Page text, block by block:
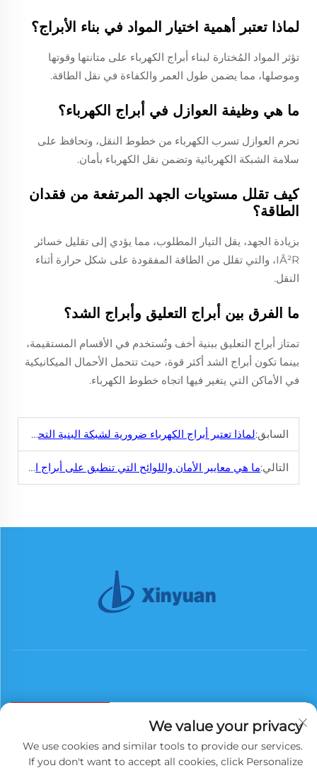
لماذا تعتبر أهمية اختيار المواد في بناء الأبراج؟
تؤثر المواد المُختارة لبناء أبراج الكهرباء على متانتها وقوتها
وموصلها، مما يضمن طول العمر والكفاءة في نقل الطاقة.
ما هي وظيفة العوازل في أبراج الكهرباء؟
تحرم العوازل تسرب الكهرباء من خطوط النقل، وتحافظ على
سلامة الشبكة الكهربائية وتضمن نقل الكهرباء بأمان.
كيف تقلل مستويات الجهد المرتفعة من فقدان
الطاقة؟
بزيادة الجهد، يقل التيار المطلوب، مما يؤدي إلى تقليل خسائر
IÂ²R، والتي تقلل من الطاقة المفقودة على شكل حرارة أثناء
النقل.
ما الفرق بين أبراج التعليق وأبراج الشد؟
تمتاز أبراج التعليق ببنية أخف وتُستخدم في الأقسام المستقيمة،
بينما تكون أبراج الشد أكثر قوة، حيث تتحمل الأحمال الميكانيكية
في الأماكن التي يتغير فيها اتجاه خطوط الكهرباء.
السابق:لماذا تعتبر أبراج الكهرباء ضرورية لشبكة البنية التحتية للطاقة؟
التالي:ما هي معايير الأمان واللوائح التي تنطبق على أبراج الصلب؟
We value your privacy
We use cookies and similar tools to provide our services.
If you don't want to accept all cookies, click Personalize